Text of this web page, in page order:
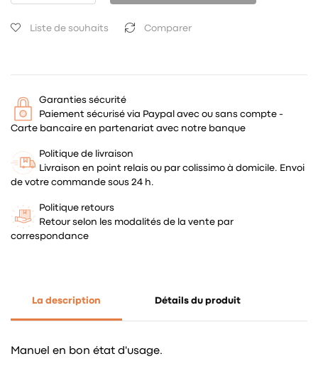
Liste de souhaits Comparer
Garanties sécurité
Paiement sécurisé via Paypal avec ou sans compte -
Carte bancaire en partenariat avec notre banque
Politique de livraison
Livraison en point relais ou par colissimo à domicile. Envoi
de votre commande sous 24 h.
Politique retours
Retour selon les modalités de la vente par
correspondance
La description Détails du produit
Manuel en bon état d'usage.